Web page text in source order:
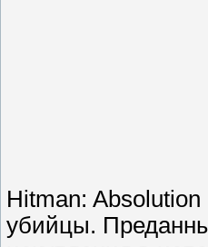
Hitman: Absolution
убийцы.